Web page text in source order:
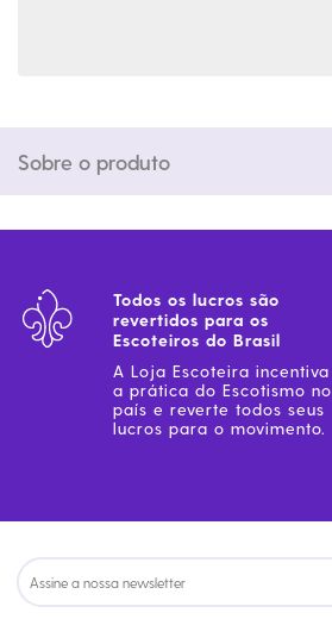
Sobre o produto
Todos os lucros são
revertidos para os
Escoteiros do Brasil
A Loja Escoteira incentiva
a prática do Escotismo no
país e reverte todos seus
lucros para o movimento.